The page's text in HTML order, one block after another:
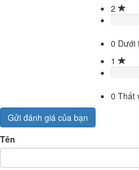
2
0 Dưới
1
0 Thất
Gửi đánh giá của bạn
Tên